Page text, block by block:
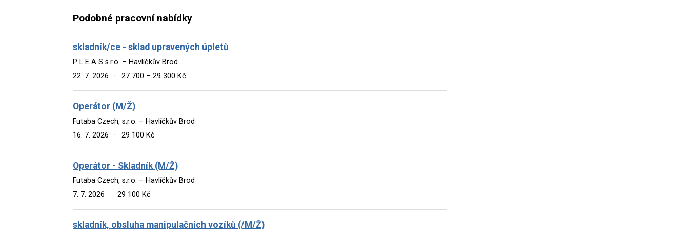
Podobné pracovní nabídky
skladník/ce - sklad upravených úpletů
P L E A S s.r.o. – Havlíčkův Brod
22. 7. 2026
· 27 700 – 29 300 Kč
Operátor (M/Ž)
Futaba Czech, s.r.o. – Havlíčkův Brod
16. 7. 2026
· 29 100 Kč
Operátor - Skladník (M/Ž)
Futaba Czech, s.r.o. – Havlíčkův Brod
7. 7. 2026
· 29 100 Kč
skladník, obsluha manipulačních vozíků (/M/Ž)